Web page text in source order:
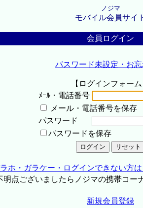
ノジマ
モバイル会員サイ
会員ログイン
パスワード未設定・お
【ログインフォーム
ﾒｰﾙ・電話番号
メール・電話番号を保存
パスワード
パスワードを保存
ホ・ガラケー・ログインできない方
点ございましたらノジマの携帯コー
新規会員登録